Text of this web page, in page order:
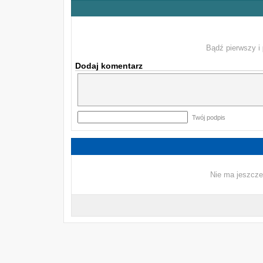
Bądź pierwszy i
Dodaj komentarz
Twój podpis
Nie ma